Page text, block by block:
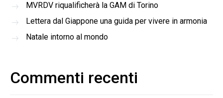
MVRDV riqualificherà la GAM di Torino
Lettera dal Giappone una guida per vivere in armonia
Natale intorno al mondo
Commenti recenti